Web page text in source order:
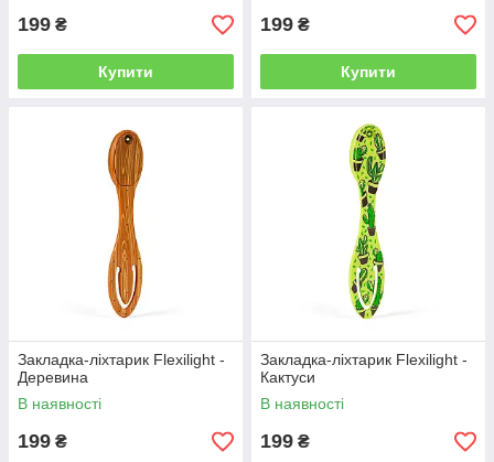
199 ₴
Купити
199 ₴
Купити
Закладка-ліхтарик Flexilight -
Деревина
В наявності
199 ₴
Закладка-ліхтарик Flexilight -
Кактуси
В наявності
199 ₴